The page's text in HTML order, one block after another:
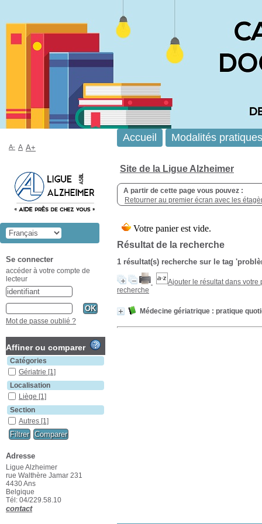
Site de la Ligue Alzheimer
A partir de cette page vous pouvez :
Retourner au premier écran avec les
Résultat de la recherche
1 résultat(s) recherche sur le tag
Ajouter le résultat dans votre
recherche
Médecine gériatrique : pratique
Accueil Modalités pratiques
A- A A+
Se connecter
accéder à votre compte de
lecteur
Mot de passe oublié ?
Affiner ou comparer
Catégories
Gériatrie [1]
Localisation
Liège [1]
Section
Autres [1]
Adresse
Ligue Alzheimer
rue Walthère Jamar 231
4430 Ans
Belgique
Tél: 04/229.58.10
contact